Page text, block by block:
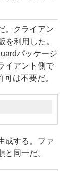
。クライアン
を利用した。
パッケージ
イアント側で
は不要だ。
成する。ファ
同一だ。